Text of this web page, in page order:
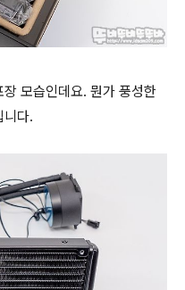
장 모습인데요. 뭔가 풍성한
니다.